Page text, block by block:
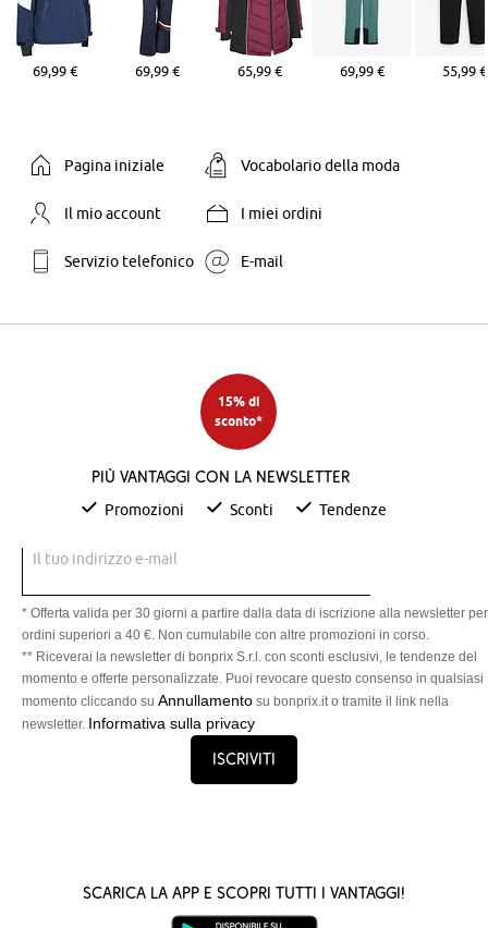
69,99 € 69,99 € 65,99 € 69,99 € 55,99 €
Pagina iniziale Vocabolario della moda
Il mio account I miei ordini
Servizio telefonico E-mail
15% di
sconto*
Più vantaggi con la newsletter
Promozioni Sconti Tendenze
Il tuo indirizzo e-mail
* Offerta valida per 30 giorni a partire dalla data di iscrizione alla newsletter per
ordini superiori a 40 €. Non cumulabile con altre promozioni in corso.
** Riceverai la newsletter di bonprix S.r.l. con sconti esclusivi, le tendenze del
momento e offerte personalizzate. Puoi revocare questo consenso in qualsiasi
momento cliccando su Annullamento su bonprix.it o tramite il link nella
newsletter. Informativa sulla privacy
Iscriviti
Scarica la App e scopri tutti i vantaggi!